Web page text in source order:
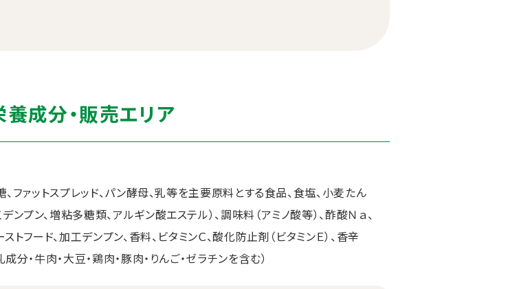
養成分・販売エリア
、ファットスプレッド、パン酵母、乳等を主要原料とする食品、食塩、小麦たん
プン、増粘多糖類、アルギン酸エステル）、調味料（アミノ酸等）、酢酸Ｎａ、
トフード、加工デンプン、香料、ビタミンＣ、酸化防止剤（ビタミンＥ）、香辛
分・牛肉・大豆・鶏肉・豚肉・りんご・ゼラチンを含む）